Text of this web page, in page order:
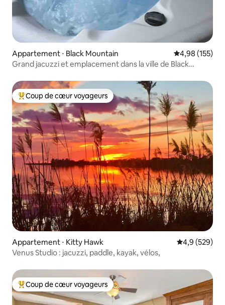
Appartement ⋅ Black Mountain Évaluation
4,98 (155)
Grand jacuzzi et emplacement dans la ville de Black
Coups de cœur voyageurs les plus appréciés
Coup de cœur voyageurs
Appartement ⋅ Kitty Hawk Évaluation
4,9 (529)
Venus Studio : jacuzzi, paddle, kayak, vélos,
Coups de cœur voyageurs les plus appréciés
Coup de cœur voyageurs